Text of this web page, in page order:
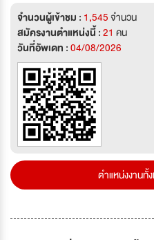
จำนวนผู้เข้าชม : 1,545จำนวน
สมัครงานตำแหน่งนี้ :21 คน
วันที่อัพเดท :04/08/2026
ตำแหน่งงานทั้